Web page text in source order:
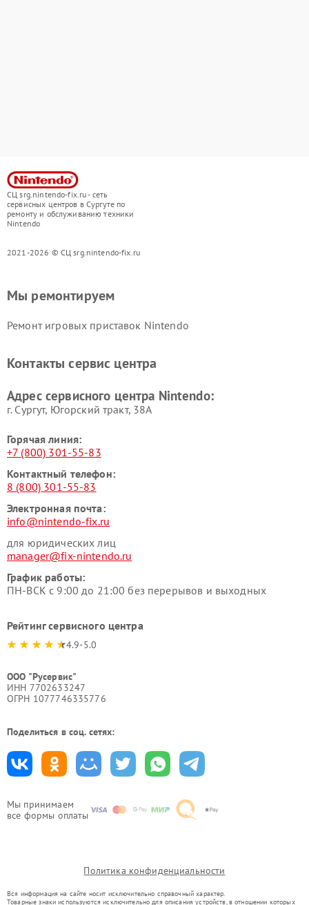
СЦ srg.nintendo-fix.ru - сеть
сервисных центров в Сургуте по
ремонту и обслуживанию техники
Nintendo
2021-2026 © СЦ srg.nintendo-fix.ru
Мы принимаем
все формы оплаты
Мы ремонтируем
Ремонт игровых приставок Nintendo
Контакты сервис центра
Адрес сервисного центра Nintendo:
г. Сургут, Югорский тракт, 38А
Горячая линия:
+7 (800) 301-55-83
Контактный телефон:
8 (800) 301-55-83
Электронная почта:
info@nintendo-fix.ru
для юридических лиц
manager@fix-nintendo.ru
График работы:
ПН-ВСК с 9:00 до 21:00 без перерывов и выходных
Рейтинг сервисного центра
4.9-5.0
ООО "Русервис"
ИНН 7702633247
ОГРН 1077746335776
Поделиться в соц. сетях:
Политика конфиденциальности
Вся информация на сайте носит исключительно справочный характер.
Товарные знаки используются исключительно для описания устройств, в отношении которых